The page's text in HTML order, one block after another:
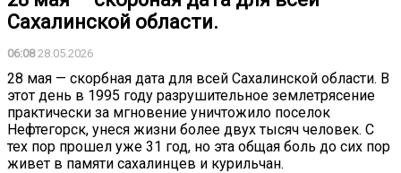
Сахалинской области.
06:0828.05.2026
28 мая — скорбная дата для всей Сахалинской области. В
этот день в 1995 году разрушительное землетрясение
практически за мгновение уничтожило поселок
Нефтегорск, унеся жизни более двух тысяч человек. С
тех пор прошел уже 31 год, но эта общая боль до сих пор
живет в памяти сахалинцев и курильчан.